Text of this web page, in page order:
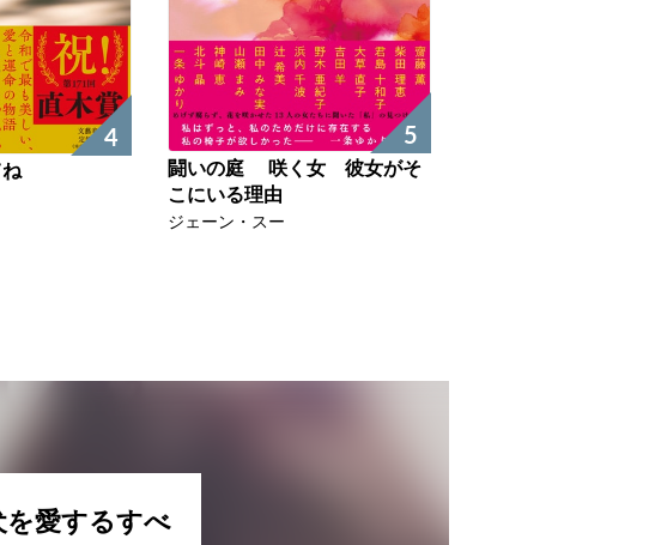
4 5
闘いの庭 咲く女 彼女がそ
こにいる理由
ジェーン・スー
愛するすべ